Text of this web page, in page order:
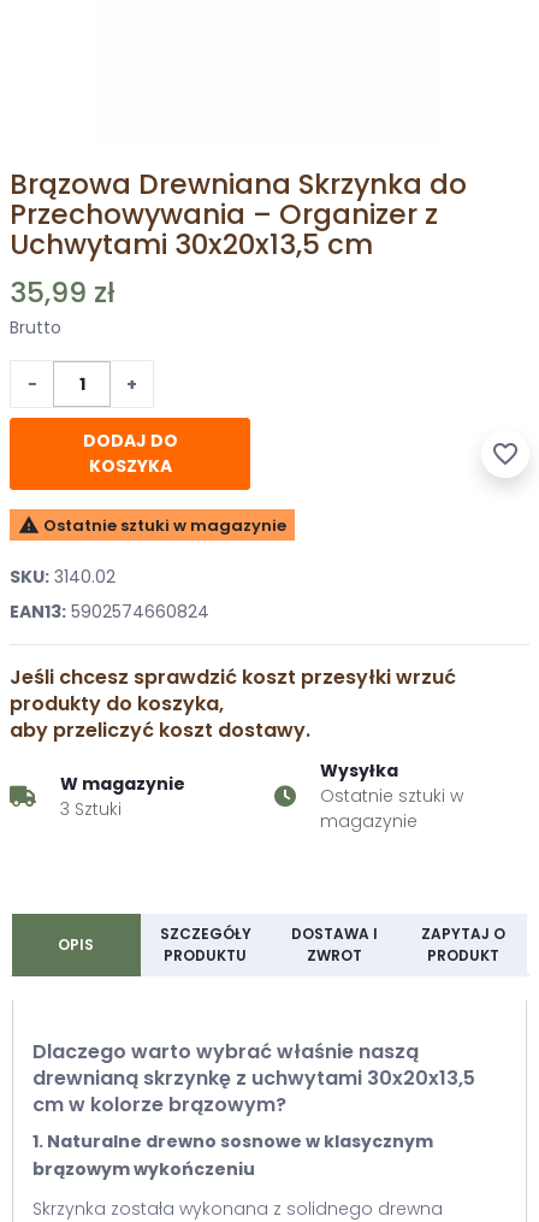
Brązowa Drewniana Skrzynka do
Przechowywania – Organizer z
Uchwytami 30x20x13,5 cm
35,99 zł
Brutto
− +
DODAJ DO
KOSZYKA
favorite_border
 Ostatnie sztuki w magazynie
SKU: 3140.02
EAN13: 5902574660824
Jeśli chcesz sprawdzić koszt przesyłki wrzuć
produkty do koszyka,
aby przeliczyć koszt dostawy.
W magazynie
3 Sztuki
Wysyłka
Ostatnie sztuki w
magazynie
OPIS
SZCZEGÓŁY
PRODUKTU
DOSTAWA I
ZWROT
ZAPYTAJ O
PRODUKT
Dlaczego warto wybrać właśnie naszą
drewnianą skrzynkę z uchwytami 30x20x13,5
cm w kolorze brązowym?
1. Naturalne drewno sosnowe w klasycznym
brązowym wykończeniu
Skrzynka została wykonana z solidnego drewna